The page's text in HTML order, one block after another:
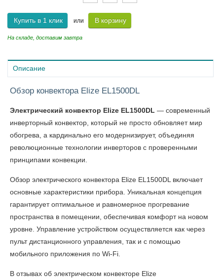
Купить в 1 клик или В корзину
На складе, доставим завтра
Описание
Обзор конвектора Elize EL1500DL
Электрический конвектор Elize EL1500DL — современный
инверторный конвектор, который не просто обновляет мир
обогрева, а кардинально его модернизирует, объединяя
революционные технологии инверторов с проверенными
принципами конвекции.
Обзор электрического конвектора Elize EL1500DL включает
основные характеристики прибора. Уникальная концепция
гарантирует оптимальное и равномерное прогревание
пространства в помещении, обеспечивая комфорт на новом
уровне. Управление устройством осуществляется как через
пульт дистанционного управления, так и с помощью
мобильного приложения по Wi-Fi.
В отзывах об электрическом конвекторе Elize